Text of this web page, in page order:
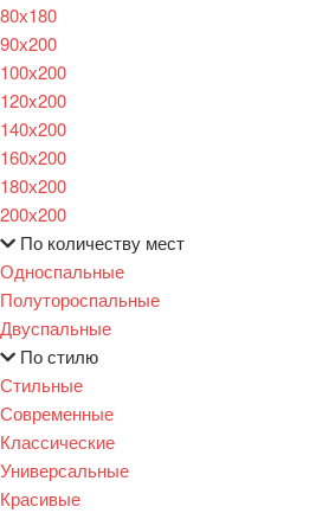
80х180
90х200
100х200
120x200
140х200
160х200
180х200
200х200
По количеству мест
Односпальные
Полутороспальные
Двуспальные
По стилю
Стильные
Современные
Классические
Универсальные
Красивые